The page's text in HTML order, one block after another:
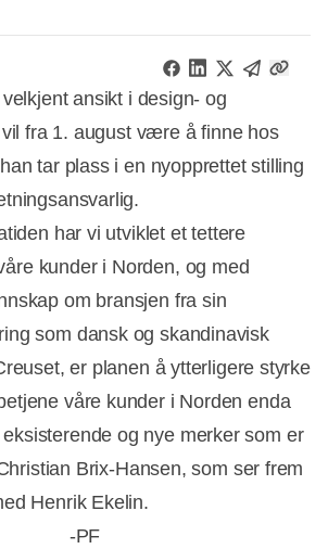
ansikt i design- og
fra 1. august være å finne hos
tar plass i en nyopprettet stilling
har vi utviklet et tettere
kunder i Norden, og med
om bransjen fra sin
som dansk og skandinavisk
er planen å ytterligere styrke
våre kunder i Norden enda
og nye merker som er
Brix-Hansen, som ser frem
Henrik Ekelin.
-PF